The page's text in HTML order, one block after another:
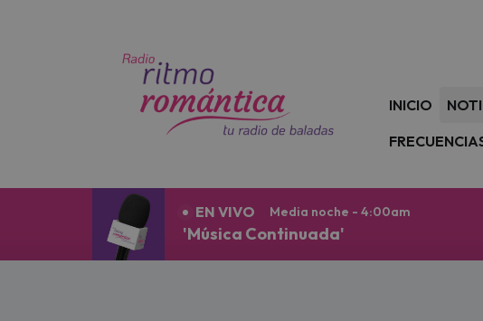
INICIO
EN VIVO Media noche - 4:00am
'Música Continuada'